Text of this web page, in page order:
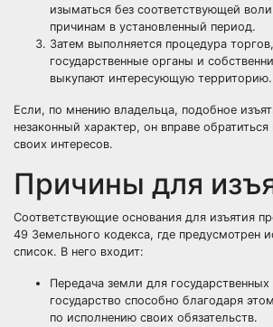
изыматься без соответствующей
причинам в установленный период.
Затем выполняется процедура
государственные органы и
выкупают интересующую территорию.
Если, по мнению владельца, подобное
незаконный характер, он вправе
своих интересов.
Причины для
Соответствующие основания для изъятия
49 Земельного кодекса, где предусмотрен
список. В него входит:
Передача земли для
государство способно благодаря
по исполнению своих обязательств.